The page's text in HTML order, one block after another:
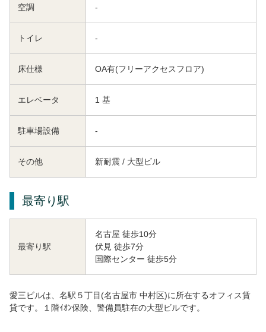
空調 -
トイレ -
床仕様 OA有(フリーアクセスフロア)
エレベータ 1 基
駐車場設備 -
その他 新耐震 / 大型ビル
最寄り駅
最寄り駅
名古屋 徒歩10分
伏見 徒歩7分
国際センター 徒歩5分
愛三ビルは、名駅５丁目(名古屋市 中村区)に所在するオフィス賃
貸です。１階ｲｵﾝ保険、警備員駐在の大型ビルです。